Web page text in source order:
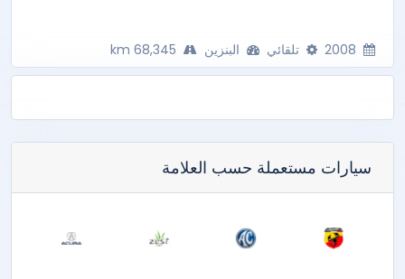
البنزين
سيارات مستعملة حسب العلامة